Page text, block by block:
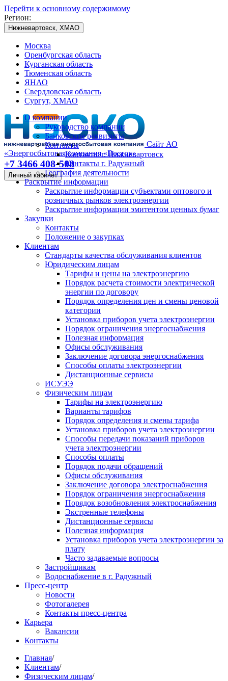
Перейти к основному содержимому
Регион:
Нижневартовск, ХМАО
Москва
Оренбургская область
Курганская область
Тюменская область
ЯНАО
Свердловская область
Сургут, ХМАО
Сайт АО
«Энергосбытовая компания «Восток»
+7 3466 408-508
Личный кабинет
О компании
Руководство компании
Банковские реквизиты
Контакты
Контакты г. Нижневартовск
Контакты г. Радужный
География деятельности
Раскрытие информации
Раскрытие информации субъектами оптового и
розничных рынков электроэнергии
Раскрытие информации эмитентом ценных бумаг
Закупки
Контакты
Положение о закупках
Клиентам
Стандарты качества обслуживания клиентов
Юридическим лицам
Тарифы и цены на электроэнергию
Порядок расчета стоимости электрической
энергии по договору
Порядок определения цен и смены ценовой
категории
Установка приборов учета электроэнергии
Порядок ограничения энергоснабжения
Полезная информация
Офисы обслуживания
Заключение договора энергоснабжения
Способы оплаты электроэнергии
Дистанционные сервисы
ИСУЭЭ
Физическим лицам
Тарифы на электроэнергию
Варианты тарифов
Порядок определения и смены тарифа
Установка приборов учета электроэнергии
Способы передачи показаний приборов
учета электроэнергии
Способы оплаты
Порядок подачи обращений
Офисы обслуживания
Заключение договора электроснабжения
Порядок ограничения энергоснабжения
Порядок возобновления электроснабжения
Экстренные телефоны
Дистанционные сервисы
Полезная информация
Установка приборов учета электроэнергии за
плату
Часто задаваемые вопросы
Застройщикам
Водоснабжение в г. Радужный
Пресс-центр
Новости
Фотогалерея
Контакты пресс-центра
Карьера
Вакансии
Контакты
Главная/
Клиентам/
Физическим лицам/